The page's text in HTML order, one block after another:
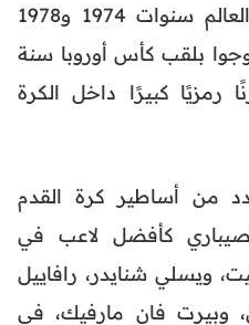
شاركت في نهائيات كأس العالم سنوات 1974 و1978
تُوجوا بلقب كأس أوروبا سنة
رمزيًا كبيرًا داخل الكرة
من أساطير كرة القدم
الصيباري كأفضل لاعب في
ويسلي شنايدر، رافاييل
وبيرت فان مارفيك، في